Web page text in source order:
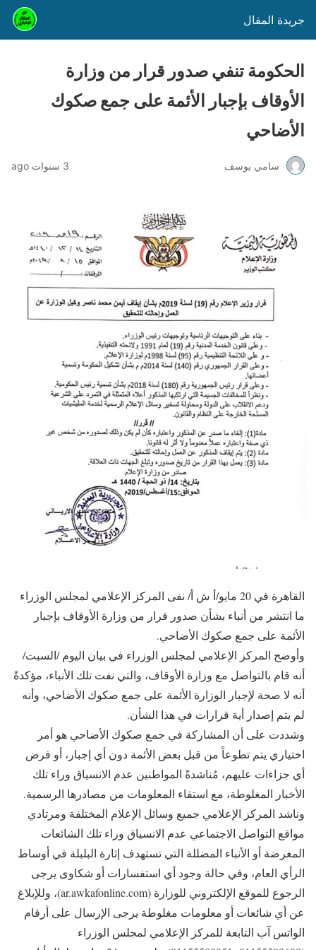
جريدة المقال
الحكومة تنفي صدور قرار من وزارة
الأوقاف بإجبار الأئمة على جمع صكوك
الأضاحي
سامي يوسف 3 سنوات ago
القاهرة في 20 مايو/أ ش أ/ نفى المركز الإعلامي لمجلس الوزراء
ما انتشر من أنباء بشأن صدور قرار من وزارة الأوقاف بإجبار
الأئمة على جمع صكوك الأضاحي.
وأوضح المركز الإعلامي لمجلس الوزراء في بيان اليوم /السبت/
أنه قام بالتواصل مع وزارة الأوقاف، والتي نفت تلك الأنباء، مؤكدةً
أنه لا صحة لإجبار الوزارة الأئمة على جمع صكوك الأضاحي، وأنه
لم يتم إصدار أية قرارات في هذا الشأن.
وشددت على أن المشاركة في جمع صكوك الأضاحي هو أمر
اختياري يتم تطوعاً من قبل بعض الأئمة دون أي إجبار، أو فرض
أي جزاءات عليهم، مُناشدةً المواطنين عدم الانسياق وراء تلك
الأخبار المغلوطة، مع استقاء المعلومات من مصادرها الرسمية.
وناشد المركز الإعلامي جميع وسائل الإعلام المختلفة ومرتادي
مواقع التواصل الاجتماعي عدم الانسياق وراء تلك الشائعات
المغرضة أو الأنباء المضللة التي تستهدف إثارة البلبلة في أوساط
الرأي العام، وفي حالة وجود أي استفسارات أو شكاوى يرجى
الرجوع للموقع الإلكتروني للوزارة (ar.awkafonline.com)، وللإبلاغ
عن أي شائعات أو معلومات مغلوطة يرجى الإرسال على أرقام
الواتس آب التابعة للمركز الإعلامي لمجلس الوزراء